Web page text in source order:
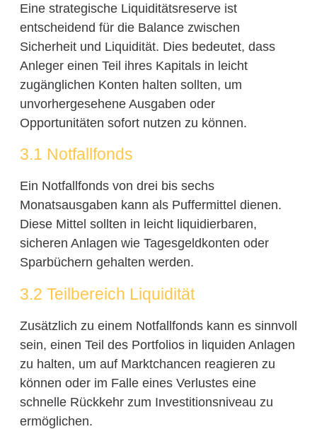
Eine strategische Liquiditätsreserve ist
entscheidend für die Balance zwischen
Sicherheit und Liquidität. Dies bedeutet, dass
Anleger einen Teil ihres Kapitals in leicht
zugänglichen Konten halten sollten, um
unvorhergesehene Ausgaben oder
Opportunitäten sofort nutzen zu können.
3.1 Notfallfonds
Ein Notfallfonds von drei bis sechs
Monatsausgaben kann als Puffermittel dienen.
Diese Mittel sollten in leicht liquidierbaren,
sicheren Anlagen wie Tagesgeldkonten oder
Sparbüchern gehalten werden.
3.2 Teilbereich Liquidität
Zusätzlich zu einem Notfallfonds kann es sinnvoll
sein, einen Teil des Portfolios in liquiden Anlagen
zu halten, um auf Marktchancen reagieren zu
können oder im Falle eines Verlustes eine
schnelle Rückkehr zum Investitionsniveau zu
ermöglichen.